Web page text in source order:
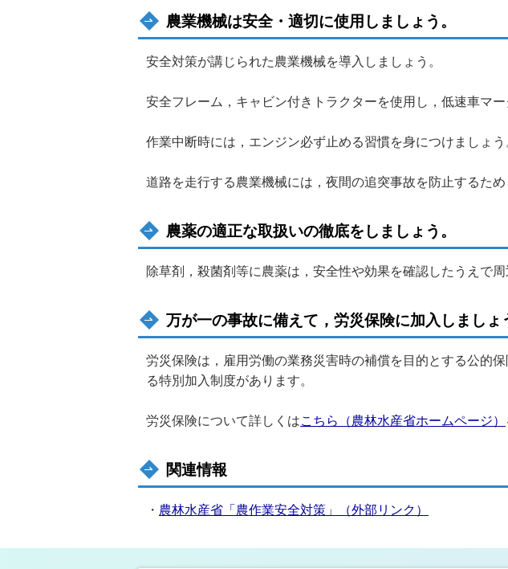
農業機械は安全・適切に使用しましょう。
安全対策が講じられた農業機械を導入しましょう。
安全フレーム，キャビン付きトラクターを使用し，低速車マ
作業中断時には，エンジン必ず止める習慣を身につけましょう
道路を走行する農業機械には，夜間の追突事故を防止するた
農薬の適正な取扱いの徹底をしましょう。
除草剤，殺菌剤等に農薬は，安全性や効果を確認したうえで
万が一の事故に備えて，労災保険に加入しましょ
労災保険は，雇用労働の業務災害時の補償を目的とする公的
る特別加入制度があります。
労災保険について詳しくはこちら（農林水産省ホームページ）
関連情報
・ 農林水産省「農作業安全対策」（外部リンク）